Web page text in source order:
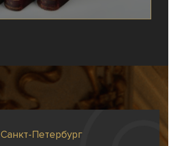
Санкт-Петербург